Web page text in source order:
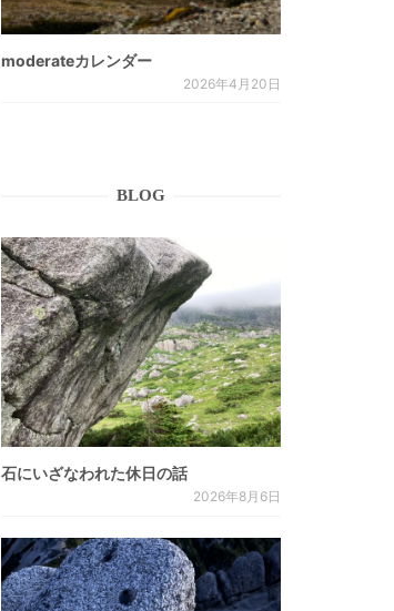
moderateカレンダー
2026年4月20日
BLOG
石にいざなわれた休日の話
2026年8月6日